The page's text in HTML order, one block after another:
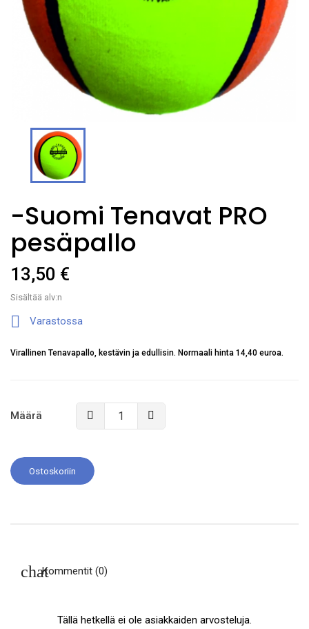
-Suomi Tenavat PRO
pesäpallo
13,50 €
Sisältää alv:n
 Varastossa
Virallinen Tenavapallo, kestävin ja edullisin. Normaali hinta 14,40 euroa.
Määrä
Ostoskoriin
Kommentit (0)
Tällä hetkellä ei ole asiakkaiden arvosteluja.